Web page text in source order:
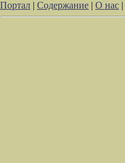
Портал | Содержание | О нас |